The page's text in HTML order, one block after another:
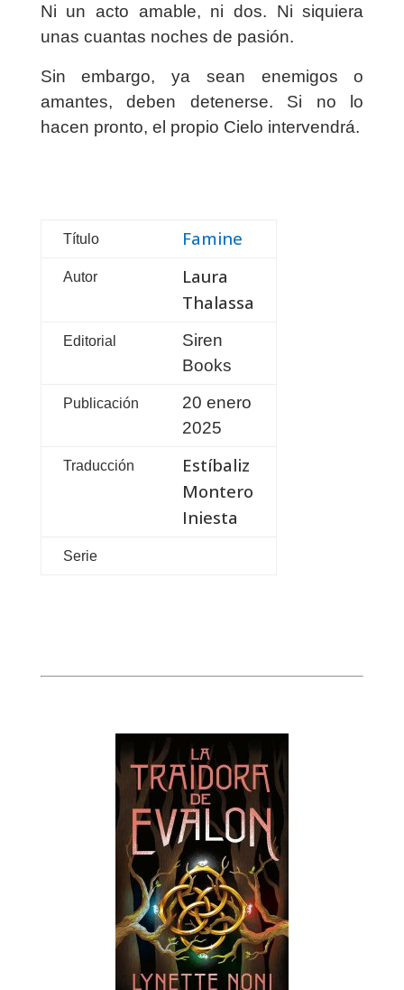
Ni un acto amable, ni dos. Ni siquiera
unas cuantas noches de pasión.
Sin embargo, ya sean enemigos o
amantes, deben detenerse. Si no lo
hacen pronto, el propio Cielo intervendrá.
Título Famine
Autor
Laura
Thalassa
Editorial
Siren
Books
Publicación
20 enero
2025
Traducción
Estíbaliz
Montero
Iniesta
Serie